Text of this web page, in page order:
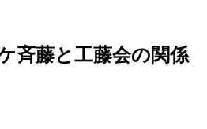
斉藤と工藤会の関係